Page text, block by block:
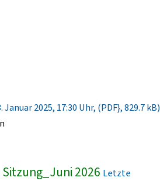
2025, 17:30 Uhr, (PDF}, 829.7 kB)
2026 Letzte